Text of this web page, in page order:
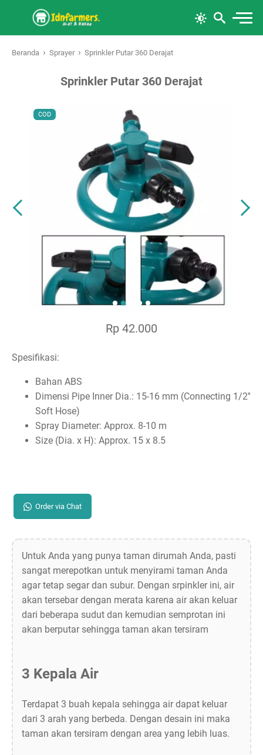
Beranda › Sprayer › Sprinkler Putar 360 Derajat
Sprinkler Putar 360 Derajat
COD
Rp 42.000
Spesifikasi:
Bahan ABS
Dimensi Pipe Inner Dia.: 15-16 mm (Connecting 1/2''
Soft Hose)
Spray Diameter: Approx. 8-10 m
Size (Dia. x H): Approx. 15 x 8.5
Order via Chat
Untuk Anda yang punya taman dirumah Anda, pasti
sangat merepotkan untuk menyirami taman Anda
agar tetap segar dan subur. Dengan srpinkler ini, air
akan tersebar dengan merata karena air akan keluar
dari beberapa sudut dan kemudian semprotan ini
akan berputar sehingga taman akan tersiram
3 Kepala Air
Terdapat 3 buah kepala sehingga air dapat keluar
dari 3 arah yang berbeda. Dengan desain ini maka
taman akan tersiram dengan area yang lebih luas.